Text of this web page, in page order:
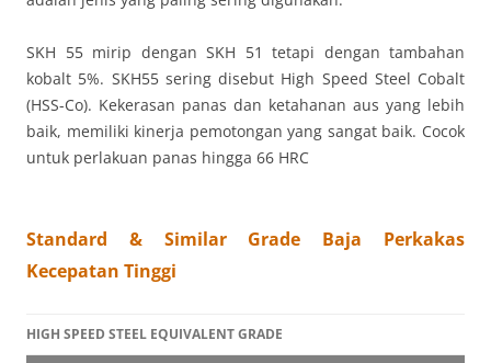
SKH 55 mirip dengan SKH 51 tetapi dengan tambahan
kobalt 5%. SKH55 sering disebut High Speed ​​Steel Cobalt
(HSS-Co). Kekerasan panas dan ketahanan aus yang lebih
baik, memiliki kinerja pemotongan yang sangat baik. Cocok
untuk perlakuan panas hingga 66 HRC
Standard & Similar Grade Baja Perkakas
Kecepatan Tinggi
HIGH SPEED STEEL EQUIVALENT GRADE